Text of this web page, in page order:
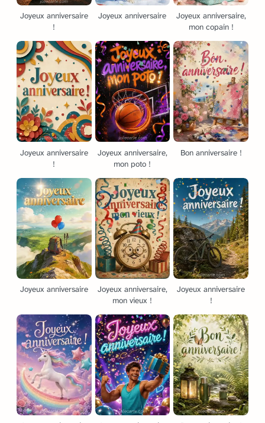
Joyeux anniversaire
!
Joyeux anniversaire
Joyeux anniversaire,
mon copain !
Joyeux anniversaire
!
Joyeux anniversaire,
mon poto !
Bon anniversaire !
Joyeux anniversaire
Joyeux anniversaire,
mon vieux !
Joyeux anniversaire
!